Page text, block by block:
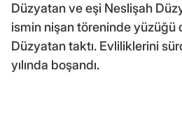
Düzyatan ve eşi Neslişah
ismin nişan töreninde yüzüğü
Düzyatan taktı. Evliliklerini
yılında boşandı.